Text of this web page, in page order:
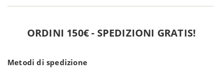
ORDINI 150€ - SPEDIZIONI GRATIS!
Metodi di spedizione